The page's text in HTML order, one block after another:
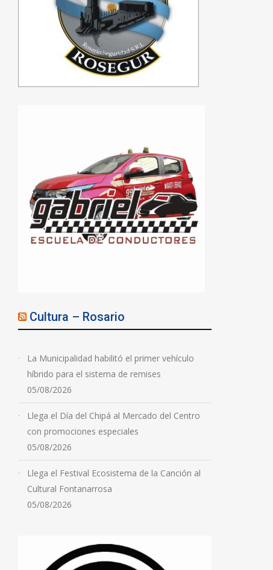
defensa de la tierra y la
soberanía: organizaciones
sindicales y ambientales
convocan a movilizarse en
Rosario
Cultura – Rosario
La Municipalidad habilitó el primer vehículo
híbrido para el sistema de remises
05/08/2026
Llega el Día del Chipá al Mercado del Centro
con promociones especiales
05/08/2026
Llega el Festival Ecosistema de la Canción al
Cultural Fontanarrosa
05/08/2026